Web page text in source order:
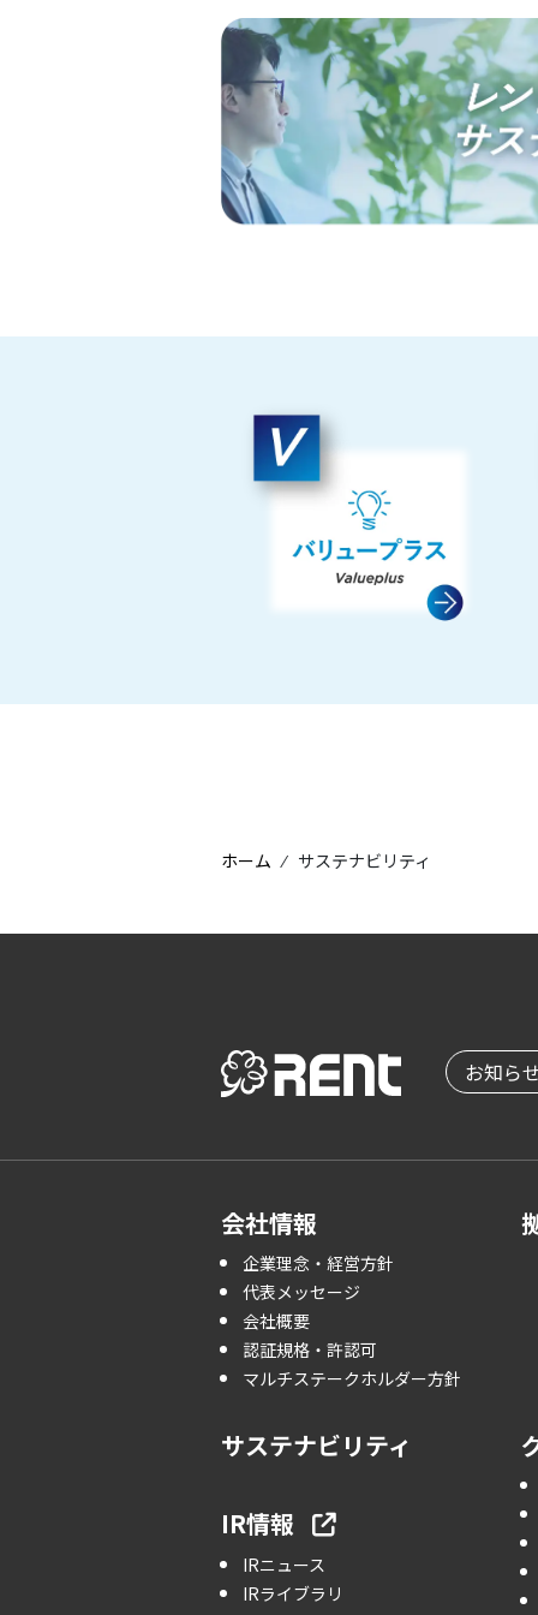
ホーム ⁄ サステナビリティ
お知ら
会社情報
企業理念・経営方針
代表メッセージ
会社概要
認証規格・許認可
マルチステークホルダー方針
サステナビリティ
IR情報
IRニュース
IRライブラリ